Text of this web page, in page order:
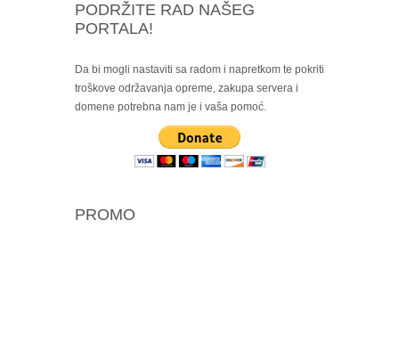
PODRŽITE RAD NAŠEG
PORTALA!
Da bi mogli nastaviti sa radom i napretkom te pokriti
troškove održavanja opreme, zakupa servera i
domene potrebna nam je i vaša pomoć.
PROMO